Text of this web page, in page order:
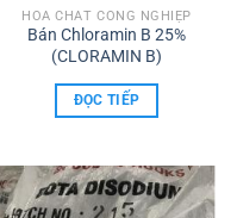
HÓA CHẤT CÔNG NGHIỆP
Bán Chloramin B 25%
(CLORAMIN B)
ĐỌC TIẾP